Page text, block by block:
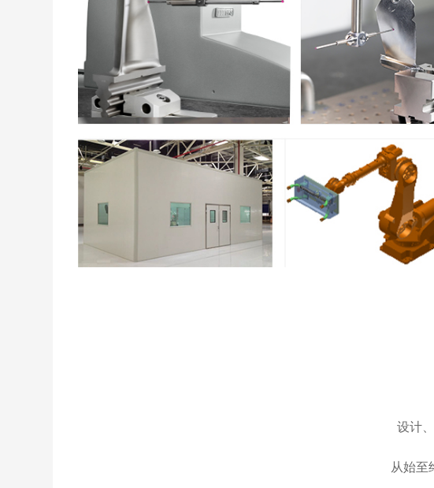
设计
从始至